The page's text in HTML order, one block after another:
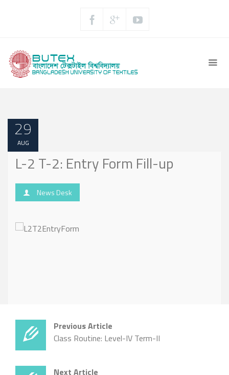
29
AUG
L-2 T-2: Entry Form Fill-up
News Desk
Previous Article
Class Routine: Level-IV Term-II
Next Article